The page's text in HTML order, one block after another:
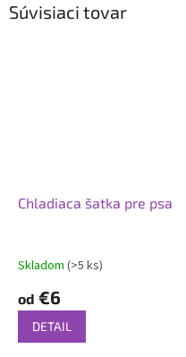
Súvisiaci tovar
Chladiaca šatka pre psa
Skladom (>5 ks)
od €6
DETAIL